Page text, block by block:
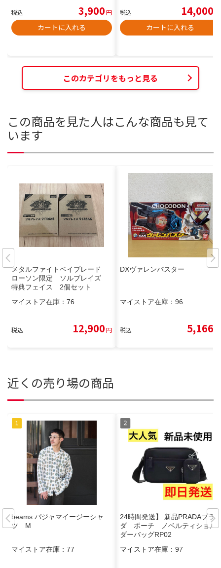
税込 3,900円
カートに入れる
税込 14,000
カートに入れる
このカテゴリをもっと見る
この商品を見た人はこんな商品も見て
います
メタルファイトベイブレード
ローソン限定 ソルブレイズ
特典フェイス 2個セット
マイストア在庫： 76
税込 12,900円
DXヴァレンバスター
マイストア在庫： 96
税込 5,166
近くの売り場の商品
beams パジャマイージーシャ
ツ M
マイストア在庫： 77
24時間発送】 新品PRADAプラ
ダ ポーチ ノベルティショル
ダーバッグRP02
マイストア在庫： 97